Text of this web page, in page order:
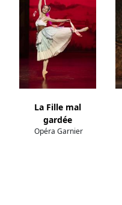
La Fille mal
gardée
Opéra Garnier